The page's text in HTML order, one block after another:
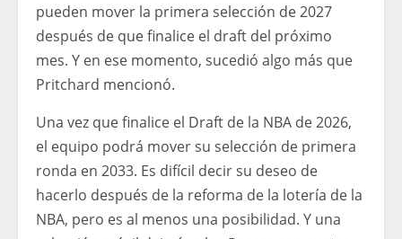
pueden mover la primera selección de 2027
después de que finalice el draft del próximo
mes. Y en ese momento, sucedió algo más que
Pritchard mencionó.
Una vez que finalice el Draft de la NBA de 2026,
el equipo podrá mover su selección de primera
ronda en 2033. Es difícil decir su deseo de
hacerlo después de la reforma de la lotería de la
NBA, pero es al menos una posibilidad. Y una